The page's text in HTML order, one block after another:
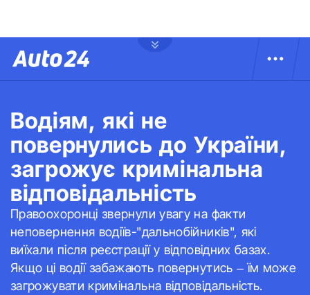
Водіям, які не
повернулись до України,
загрожує кримінальна
відповідальність
Правоохоронці звернули увагу на факти
неповернення водіїв-"дальнобійників", які
виїхали після реєстрації у відповідних базах.
Якщо ці водії забажають повернутись – їм може
загрожувати кримінальна відповідальність.